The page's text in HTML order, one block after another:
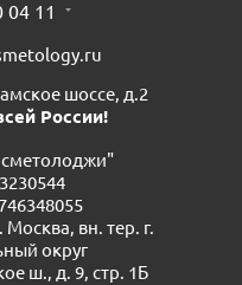
04 11
шоссе, д.2
России!
вн. тер. г.
округ
ш., д. 9, стр. 1Б